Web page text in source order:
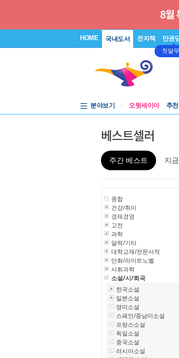
HOME 국내도서 전자책 만권
첫달
분야보기 오뒷세이아 추
베스트셀러
주간 베스트 지
종합
건강/취미
경제경영
고전
과학
달력/기타
대학교재/전문서적
만화/라이트노벨
사회과학
소설/시/희곡
한국소설
일본소설
영미소설
스페인/중남미소설
프랑스소설
독일소설
중국소설
러시아소설